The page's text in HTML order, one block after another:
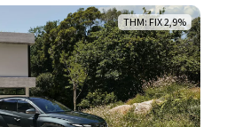
THM: FIX 2,9%